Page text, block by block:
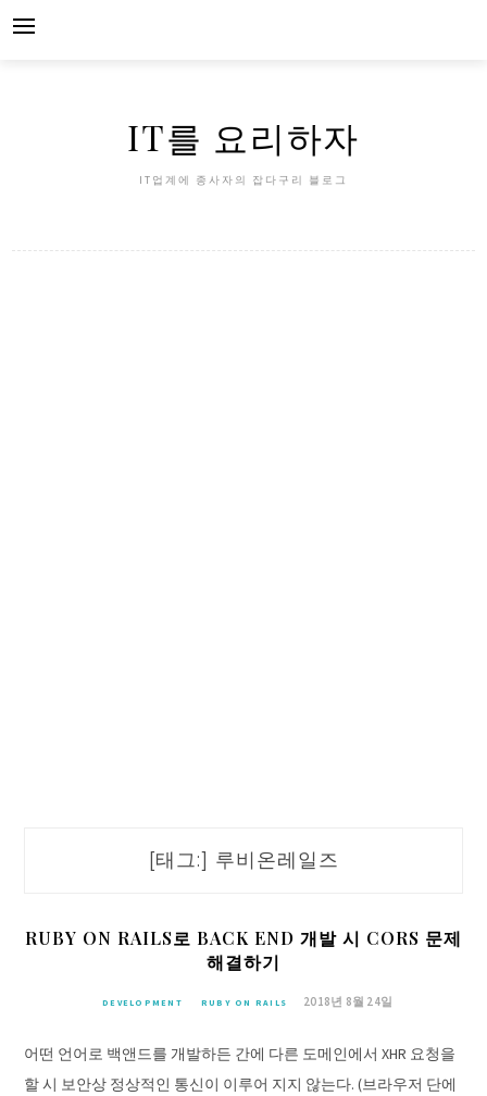
IT를 요리하자
IT업계에 종사자의 잡다구리 블로그
[태그:] 루비온레일즈
RUBY ON RAILS로 BACK END 개발 시 CORS 문제
해결하기
DEVELOPMENT RUBY ON RAILS 2018년 8월 24일
어떤 언어로 백앤드를 개발하든 간에 다른 도메인에서 XHR 요청을
할 시 보안상 정상적인 통신이 이루어 지지 않는다. (브라우저 단에